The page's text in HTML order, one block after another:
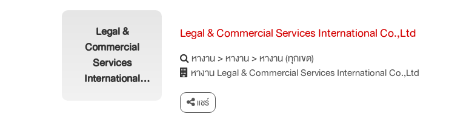
Legal &
Commercial
Services
International
Legal & Commercial Services International Co.,Ltd
หางาน>หางาน>หางาน (ทุกเขต)
หางาน Legal & Commercial Services International Co.,Ltd
แชร์